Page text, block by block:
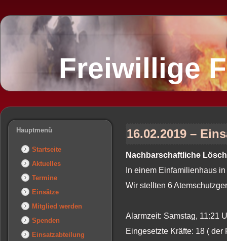
Freiwillige
Hauptmenü
Startseite
Aktuelles
Termine
Einsätze
Mitglied werden
Spenden
Einsatzabteilung
16.02.2019 –
Nachbarschaftliche
In einem Einfamilienhaus
Wir stellten 6
Alarmzeit: Samstag, 11:21
Eingesetzte Kräfte: 18 (